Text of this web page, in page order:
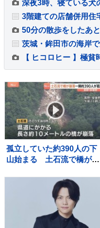
孤立していた約390人の下
山始まる 土石流で橋が崩
プス燕岳の登山口 土石流
で配管壊れ約1600軒の旅
館・別荘に温泉のお湯供給